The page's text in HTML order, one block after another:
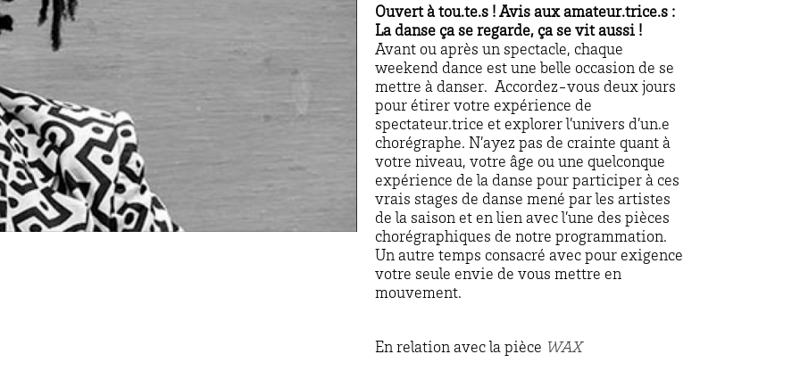
Ouvert à tou.te.s ! Avis aux amateur.trice.s :
La danse ça se regarde, ça se vit aussi !
Avant ou après un spectacle, chaque
weekend dance est une belle occasion de se
mettre à danser. Accordez-vous deux jours
pour étirer votre expérience de
spectateur.trice et explorer l’univers d’un.e
chorégraphe. N’ayez pas de crainte quant à
votre niveau, votre âge ou une quelconque
expérience de la danse pour participer à ces
vrais stages de danse mené par les artistes
de la saison et en lien avec l’une des pièces
chorégraphiques de notre programmation.
Un autre temps consacré avec pour exigence
votre seule envie de vous mettre en
mouvement.
En relation avec la pièce WAX